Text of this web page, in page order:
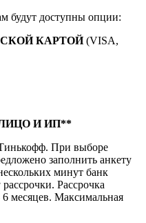
будут доступны опции:
КАРТОЙ(VISA,
И ИП**
Тинькофф. При выборе
заполнить анкету
минут банк
Рассрочка
месяцев. Максимальная